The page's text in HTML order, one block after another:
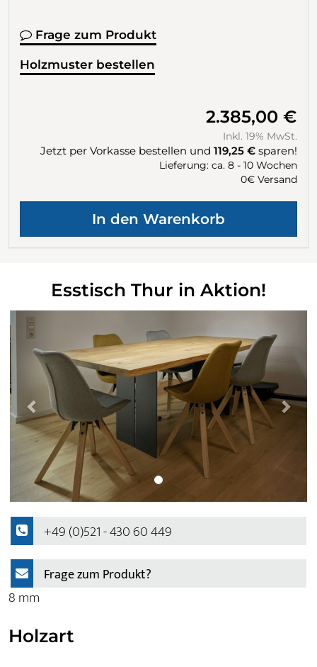
Frage zum Produkt
Holzmuster bestellen
2.385,00 €
Inkl. 19% MwSt.
Jetzt per Vorkasse bestellen und 119,25 € sparen!
Lieferung: ca. 8 - 10 Wochen
0€ Versand
Esstisch Thur in Aktion!
+49 (0)521 - 430 60 449
Frage zum Produkt?
8 mm
Holzart